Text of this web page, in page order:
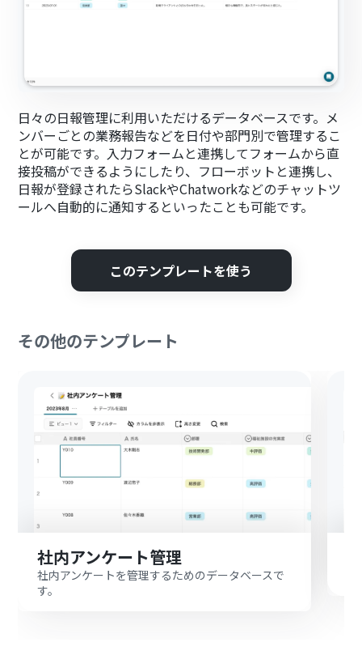
日々の日報管理に利用いただけるデータベースです。メ
ンバーごとの業務報告などを日付や部門別で管理するこ
とが可能です。入力フォームと連携してフォームから直
接投稿ができるようにしたり、フローボットと連携し、
日報が登録されたらSlackやChatworkなどのチャットツ
ールへ自動的に通知するといったことも可能です。
このテンプレートを使う
その他のテンプレート
社内アンケート管理
社内アンケートを管理するためのデータベースで
す。